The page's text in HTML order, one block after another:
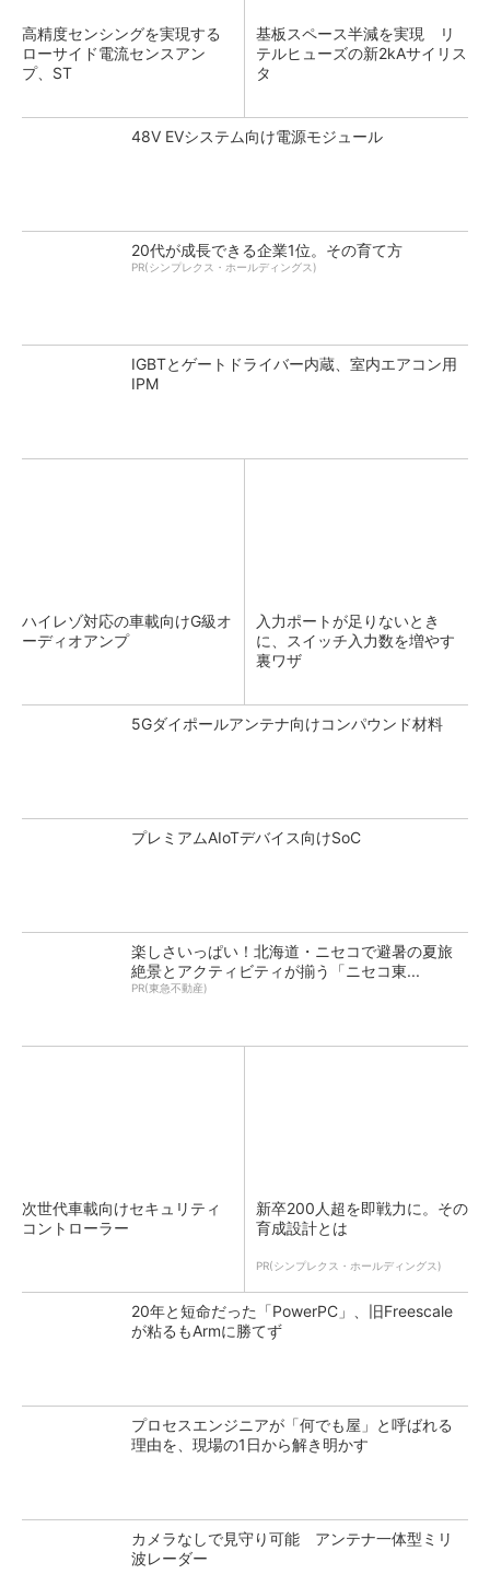
高精度センシングを実現する
ローサイド電流センスアン
プ、ST
基板スペース半減を実現 リ
テルヒューズの新2kAサイリス
タ
48V EVシステム向け電源モジュール
20代が成長できる企業1位。その育て方
PR(シンプレクス・ホールディングス)
IGBTとゲートドライバー内蔵、室内エアコン用
IPM
ハイレゾ対応の車載向けG級オ
ーディオアンプ
入力ポートが足りないとき
に、スイッチ入力数を増やす
裏ワザ
5Gダイポールアンテナ向けコンパウンド材料
プレミアムAIoTデバイス向けSoC
楽しさいっぱい！北海道・ニセコで避暑の夏旅
絶景とアクティビティが揃う「ニセコ東...
PR(東急不動産)
次世代車載向けセキュリティ
コントローラー
新卒200人超を即戦力に。その
育成設計とは
PR(シンプレクス・ホールディングス)
20年と短命だった「PowerPC」、旧Freescale
が粘るもArmに勝てず
プロセスエンジニアが「何でも屋」と呼ばれる
理由を、現場の1日から解き明かす
カメラなしで見守り可能 アンテナ一体型ミリ
波レーダー